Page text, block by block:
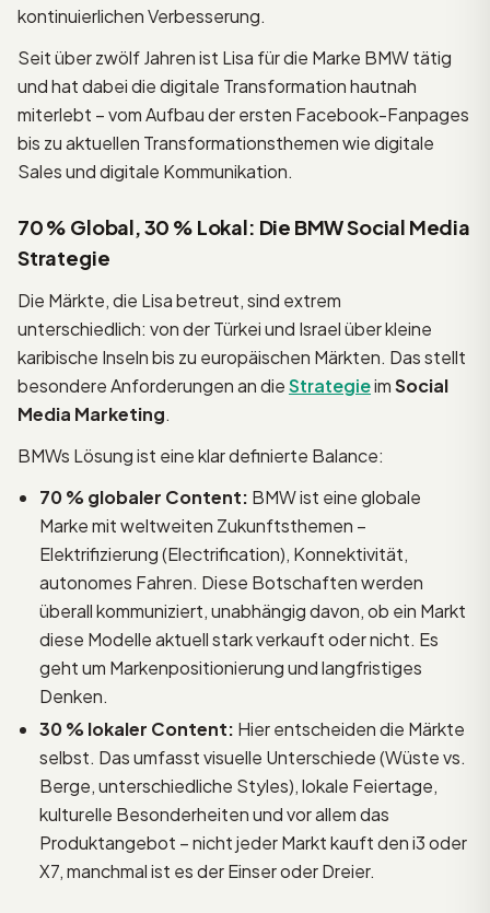
kontinuierlichen Verbesserung.
Seit über zwölf Jahren ist Lisa für die Marke BMW tätig
und hat dabei die digitale Transformation hautnah
miterlebt – vom Aufbau der ersten Facebook-Fanpages
bis zu aktuellen Transformationsthemen wie digitale
Sales und digitale Kommunikation.
70 % Global, 30 % Lokal: Die BMW Social Media
Strategie
Die Märkte, die Lisa betreut, sind extrem
unterschiedlich: von der Türkei und Israel über kleine
karibische Inseln bis zu europäischen Märkten. Das stellt
besondere Anforderungen an dieStrategieimSocial
Media Marketing.
BMWs Lösung ist eine klar definierte Balance:
70 % globaler Content: BMW ist eine globale
Marke mit weltweiten Zukunftsthemen –
Elektrifizierung (Electrification), Konnektivität,
autonomes Fahren. Diese Botschaften werden
überall kommuniziert, unabhängig davon, ob ein Markt
diese Modelle aktuell stark verkauft oder nicht. Es
geht um Markenpositionierung und langfristiges
Denken.
30 % lokaler Content: Hier entscheiden die Märkte
selbst. Das umfasst visuelle Unterschiede (Wüste vs.
Berge, unterschiedliche Styles), lokale Feiertage,
kulturelle Besonderheiten und vor allem das
Produktangebot – nicht jeder Markt kauft den i3 oder
X7, manchmal ist es der Einser oder Dreier.